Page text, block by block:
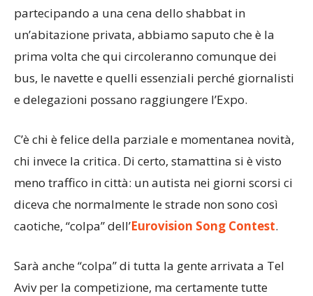
partecipando a una cena dello shabbat in
un’abitazione privata, abbiamo saputo che è la
prima volta che qui circoleranno comunque dei
bus, le navette e quelli essenziali perché giornalisti
e delegazioni possano raggiungere l’Expo.
C’è chi è felice della parziale e momentanea novità,
chi invece la critica. Di certo, stamattina si è visto
meno traffico in città: un autista nei giorni scorsi ci
diceva che normalmente le strade non sono così
caotiche, “colpa” dell’Eurovision Song Contest.
Sarà anche “colpa” di tutta la gente arrivata a Tel
Aviv per la competizione, ma certamente tutte